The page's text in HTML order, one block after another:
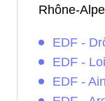
Rhône-
EDF -
EDF -
EDF - Ain